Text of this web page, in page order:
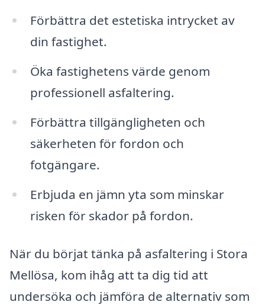
Förbättra det estetiska intrycket av
din fastighet.
Öka fastighetens värde genom
professionell asfaltering.
Förbättra tillgängligheten och
säkerheten för fordon och
fotgängare.
Erbjuda en jämn yta som minskar
risken för skador på fordon.
När du börjat tänka på asfaltering i Stora
Mellösa, kom ihåg att ta dig tid att
undersöka och jämföra de alternativ som